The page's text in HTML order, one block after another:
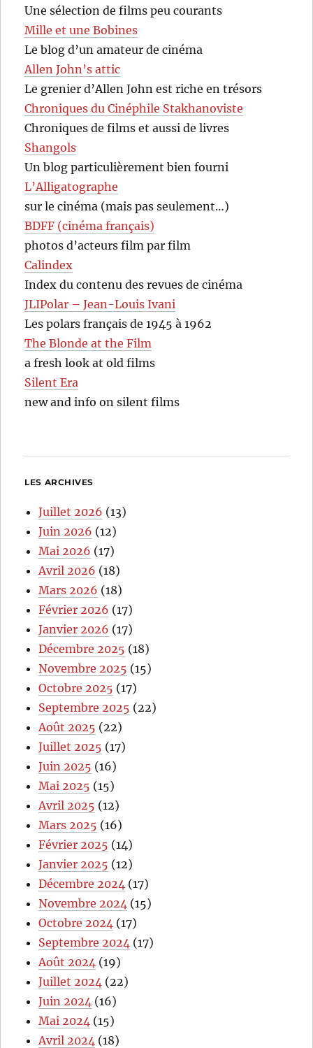
Une sélection de films peu courants
Mille et une Bobines
Le blog d’un amateur de cinéma
Allen John’s attic
Le grenier d’Allen John est riche en trésors
Chroniques du Cinéphile Stakhanoviste
Chroniques de films et aussi de livres
Shangols
Un blog particulièrement bien fourni
L’Alligatographe
sur le cinéma (mais pas seulement…)
BDFF (cinéma français)
photos d’acteurs film par film
Calindex
Index du contenu des revues de cinéma
JLIPolar – Jean-Louis Ivani
Les polars français de 1945 à 1962
The Blonde at the Film
a fresh look at old films
Silent Era
new and info on silent films
LES ARCHIVES
Juillet 2026 (13)
Juin 2026 (12)
Mai 2026 (17)
Avril 2026 (18)
Mars 2026 (18)
Février 2026 (17)
Janvier 2026 (17)
Décembre 2025 (18)
Novembre 2025 (15)
Octobre 2025 (17)
Septembre 2025 (22)
Août 2025 (22)
Juillet 2025 (17)
Juin 2025 (16)
Mai 2025 (15)
Avril 2025 (12)
Mars 2025 (16)
Février 2025 (14)
Janvier 2025 (12)
Décembre 2024 (17)
Novembre 2024 (15)
Octobre 2024 (17)
Septembre 2024 (17)
Août 2024 (19)
Juillet 2024 (22)
Juin 2024 (16)
Mai 2024 (15)
Avril 2024 (18)